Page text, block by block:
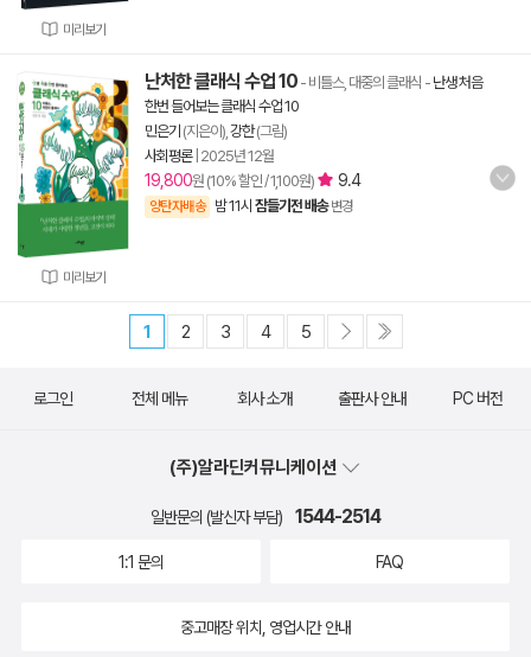
미리보기
미리보기
난처한 클래식 수업 10 - 비틀스, 대중의 클래식 - 난생 처음
한번 들어보는 클래식 수업 10
민은기 (지은이), 강한(그림)
사회평론| 2025년 12월
19,800원 (10% 할인 / 1,100원) 9.4
양탄자배송 밤 11시 잠들기전 배송 변경
1 2 3 4 5
로그인 전체 메뉴 회사 소개 출판사 안내 PC 버전
(주)알라딘커뮤니케이션
일반문의 (발신자 부담) 1544-2514
1:1 문의 FAQ
중고매장 위치, 영업시간 안내